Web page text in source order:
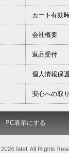
カート有効
会社概要
返品受付
個人情報保
安心への取
PC表示にする
2026 falet. All Rights